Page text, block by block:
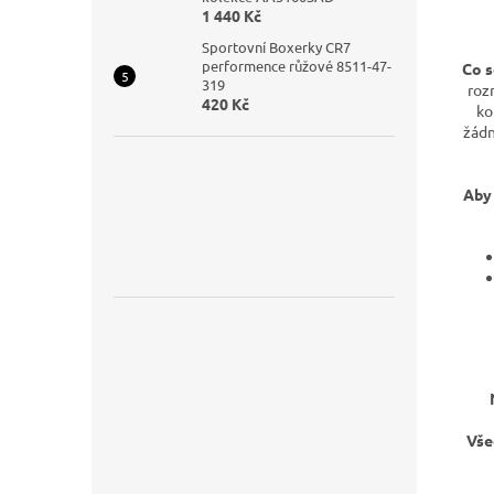
1 440 Kč
Sportovní Boxerky CR7
performence růžové 8511-47-
319
420 Kč
Co